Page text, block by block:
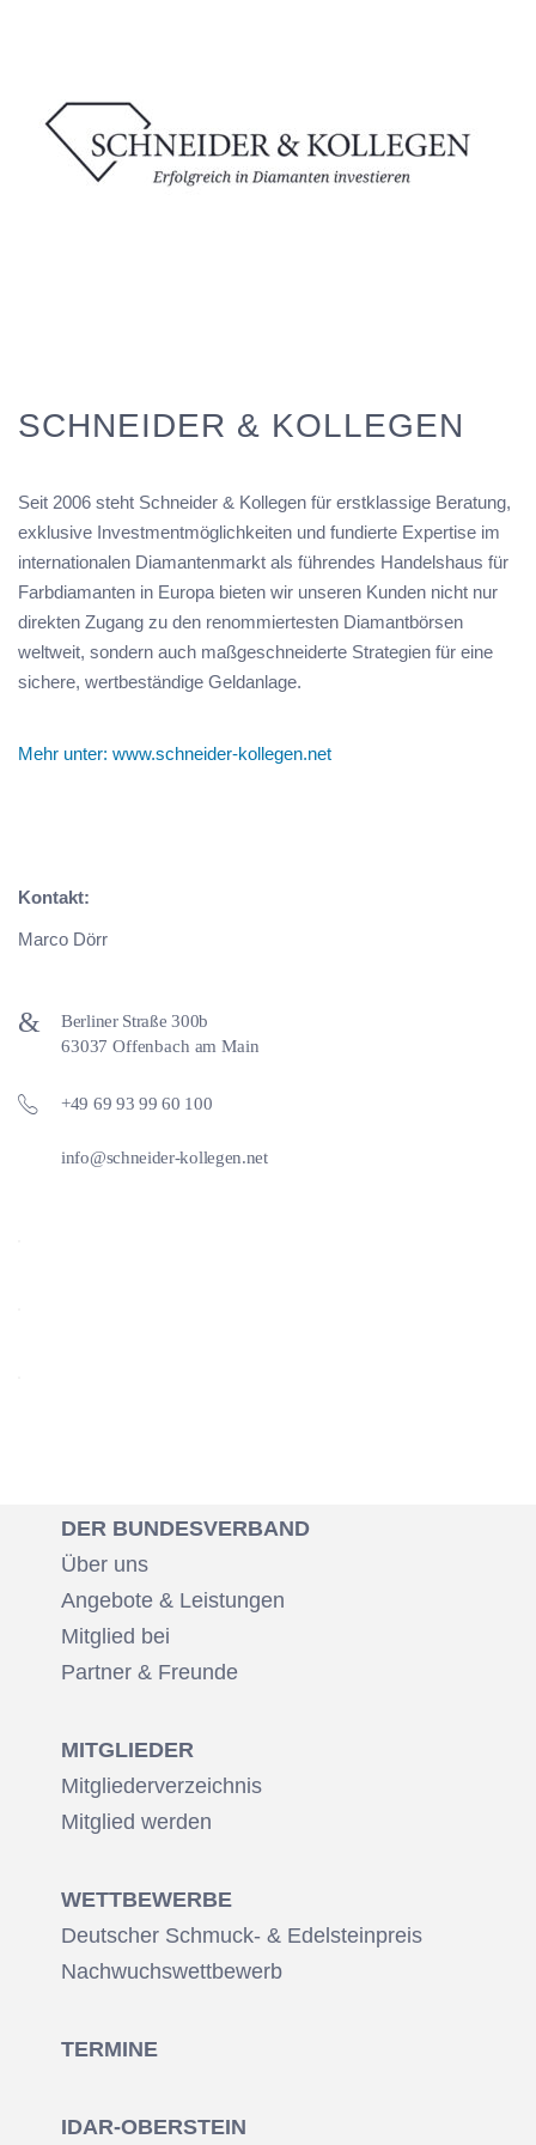
SCHNEIDER & KOLLEGEN
Seit 2006 steht Schneider & Kollegen für erstklassige Beratung,
exklusive Investmentmöglichkeiten und fundierte Expertise im
internationalen Diamantenmarkt als führendes Handelshaus für
Farbdiamanten in Europa bieten wir unseren Kunden nicht nur
direkten Zugang zu den renommiertesten Diamantbörsen
weltweit, sondern auch maßgeschneiderte Strategien für eine
sichere, wertbeständige Geldanlage.
Mehr unter: www.schneider-kollegen.net
Kontakt:
Marco Dörr
Berliner Straße 300b
63037 Offenbach am Main
+49 69 93 99 60 100
info@schneider-kollegen.net
DER BUNDESVERBAND
Über uns
Angebote & Leistungen
Mitglied bei
Partner & Freunde
MITGLIEDER
Mitgliederverzeichnis
Mitglied werden
WETTBEWERBE
Deutscher Schmuck- & Edelsteinpreis
Nachwuchswettbewerb
TERMINE
IDAR-OBERSTEIN